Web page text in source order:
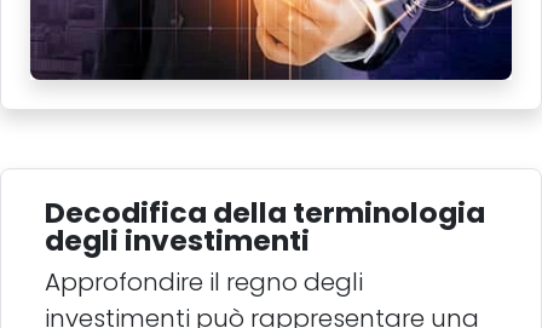
Decodifica della terminologia
degli investimenti
Approfondire il regno degli
investimenti può rappresentare una